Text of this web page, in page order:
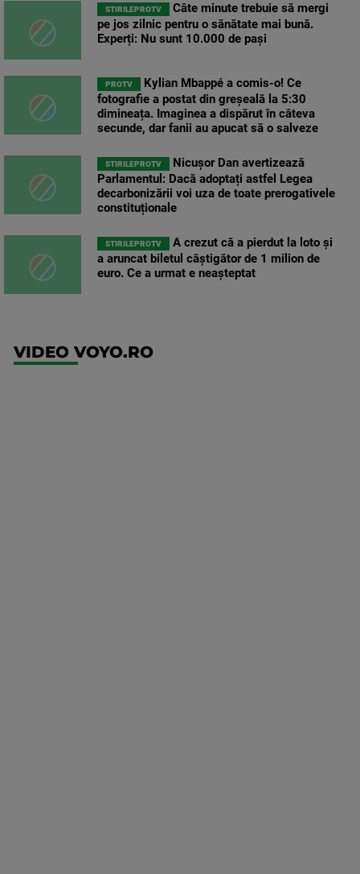
STIRILEPROTV
Câte minute trebuie să mergi
pe jos zilnic pentru o sănătate mai bună.
Experți: Nu sunt 10.000 de pași
PROTV
Kylian Mbappé a comis-o! Ce
fotografie a postat din greșeală la 5:30
dimineața. Imaginea a dispărut în câteva
secunde, dar fanii au apucat să o salveze
STIRILEPROTV
Nicușor Dan avertizează
Parlamentul: Dacă adoptați astfel Legea
decarbonizării voi uza de toate prerogativele
constituționale
STIRILEPROTV
A crezut că a pierdut la loto și
a aruncat biletul câștigător de 1 milion de
euro. Ce a urmat e neașteptat
VIDEO VOYO.RO